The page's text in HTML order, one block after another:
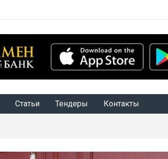
Статьи Тендеры Контакты